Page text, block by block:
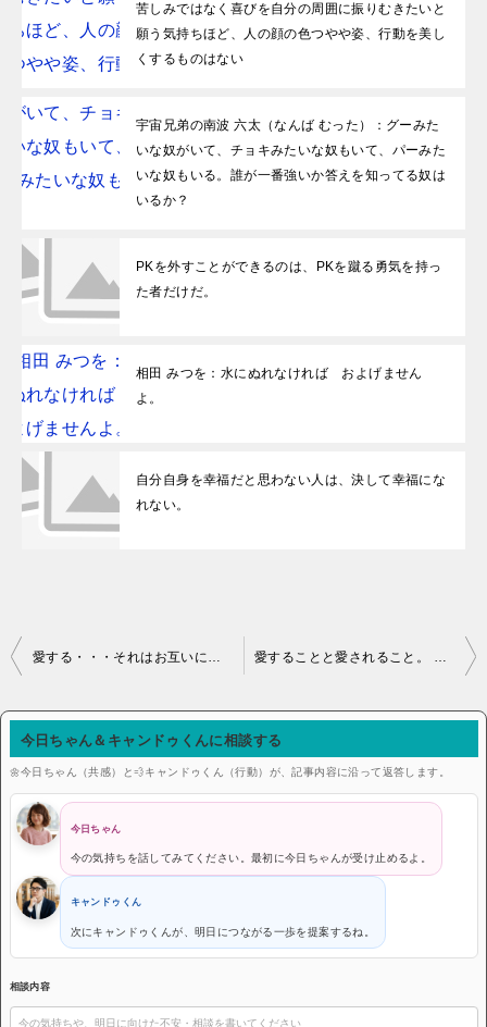
苦しみではなく喜びを自分の周囲に振りむきたいと
願う気持ちほど、人の顔の色つやや姿、行動を美し
くするものはない
宇宙兄弟の南波 六太（なんば むった）：グーみた
いな奴がいて、チョキみたいな奴もいて、パーみた
いな奴もいる。誰が一番強いか答えを知ってる奴は
いるか？
PKを外すことができるのは、PKを蹴る勇気を持っ
た者だけだ。
相田 みつを：水にぬれなければ およげません
よ。
自分自身を幸福だと思わない人は、決して幸福にな
れない。
投稿ナビゲーション 愛する・・・それはお互いに見つめ合うことではなく、 いっしょに同じ方向を見つめることである。 愛することと愛されること。 それより大きな幸福なんて、私は望みもしないし知りもしませんわ。
今日ちゃん＆キャンドゥくんに相談する
🌼今日ちゃん（共感）と💨キャンドゥくん（行動）が、記事内容に沿って返答します。
今日ちゃん
今の気持ちを話してみてください。最初に今日ちゃんが受け止めるよ。
キャンドゥくん
次にキャンドゥくんが、明日につながる一歩を提案するね。
相談内容